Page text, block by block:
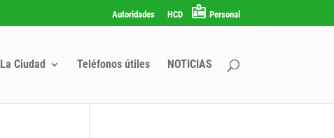
Autoridades HCD Personal
La Ciudad Teléfonos útiles NOTICIAS